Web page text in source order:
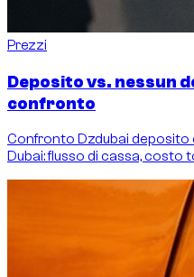
Prezzi
Deposito vs. nessun
confronto
Confronto Dzdubai
Dubai: flusso di cassa,